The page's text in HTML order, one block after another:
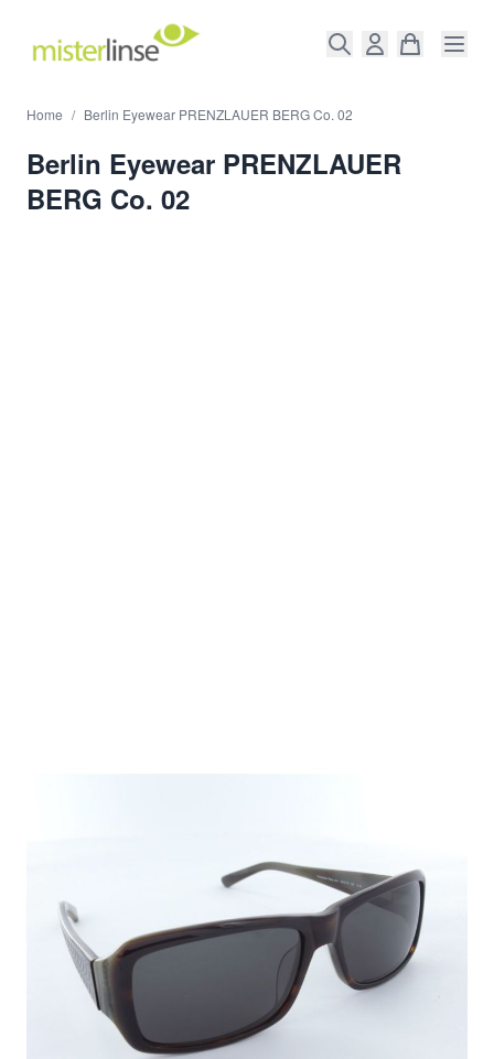
Home / Berlin Eyewear PRENZLAUER BERG Co. 02
Berlin Eyewear PRENZLAUER
BERG Co. 02
Versandkosten
Menge
In den Warenkorb